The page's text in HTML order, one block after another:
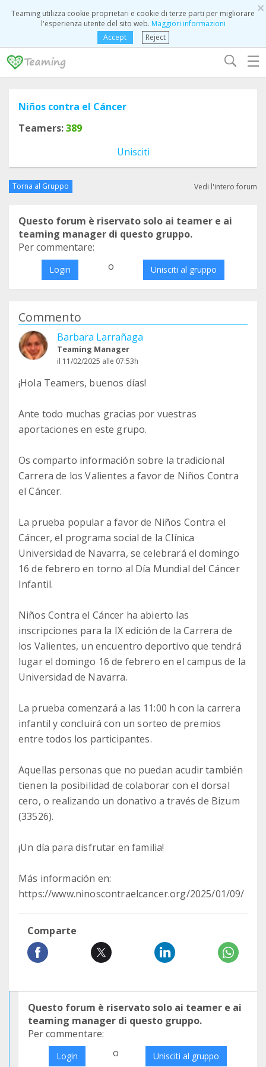
×
Teaming utilizza cookie proprietari e cookie di terze parti per migliorare
l'esperienza utente del sito web. Maggiori informazioni
Accept
Reject
☰
Niños contra el Cáncer
Teamers:389
Unisciti
Torna al Gruppo Vedi l'intero forum
Questo forum è riservato solo ai teamer e ai
teaming manager di questo gruppo.
Per commentare:
Login o Unisciti al gruppo
Commento
Barbara Larrañaga
Teaming Manager
il 11/02/2025 alle 07:53h
¡Hola Teamers, buenos días!
Ante todo muchas gracias por vuestras
aportaciones en este grupo.
Os comparto información sobre la tradicional
Carrera de los Valientes a favor de Niños Contra
el Cáncer.
La prueba popular a favor de Niños Contra el
Cáncer, el programa social de la Clínica
Universidad de Navarra, se celebrará el domingo
16 de febrero en torno al Día Mundial del Cáncer
Infantil.
Niños Contra el Cáncer ha abierto las
inscripciones para la IX edición de la Carrera de
los Valientes, un encuentro deportivo que tendrá
lugar el domingo 16 de febrero en el campus de la
Universidad de Navarra.
La prueba comenzará a las 11:00 h con la carrera
infantil y concluirá con un sorteo de premios
entre todos los participantes.
Aquellas personas que no puedan acudir también
tienen la posibilidad de colaborar con el dorsal
cero, o realizando un donativo a través de Bizum
(33526).
¡Un día para disfrutar en familia!
Más información en:
https://www.ninoscontraelcancer.org/2025/01/09/
Comparte
Questo forum è riservato solo ai teamer e ai
teaming manager di questo gruppo.
Per commentare:
Login o Unisciti al gruppo